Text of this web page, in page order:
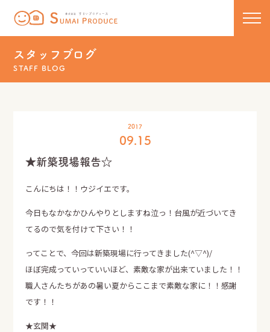
コンセプト
新築
新築実績一覧
リフォーム・リノベーション
新着情報・イベント
お問い合わせ
資料請求
自動換気システム
スタッフブログ
STAFF BLOG
2017
09.15
★新築現場報告☆
こんにちは！！ウジイエです。
今日もなかなかひんやりとしますね泣っ！台風が近づいてき
てるので気を付けて下さい！！
ってことで、今回は新築現場に行ってきました(^▽^)/
ほぼ完成っていっていいほど、素敵な家が出来ていました！！
職人さんたちがあの暑い夏からここまで素敵な家に！！感謝
です！！
★玄関★